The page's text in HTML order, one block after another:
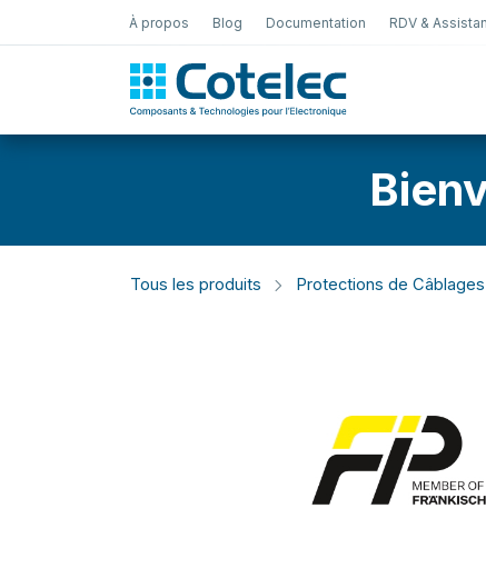
À propos Blog Documentation RDV &
Tous les produits Protections de Câblages